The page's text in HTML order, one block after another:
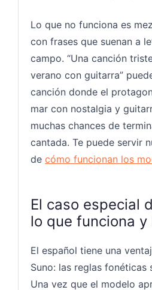
Lo que no funciona es
con frases que suenan a
campo. “Una canción
verano con guitarra”
canción donde el
mar con nostalgia y
muchas chances de
cantada. Te puede servir
de cómo funcionan los
El caso especial
lo que funciona y
El español tiene una
Suno: las reglas fonéticas
Una vez que el modelo